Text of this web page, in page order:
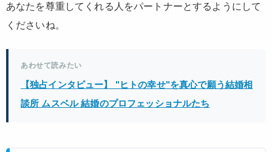
あなたを尊重してくれる人をパートナーとするようにして
くださいね。
あわせて読みたい
【独占インタビュー】 "ヒトの幸せ"を真心で願う結婚相
談所 ムスベル 結婚のプロフェッショナルたち